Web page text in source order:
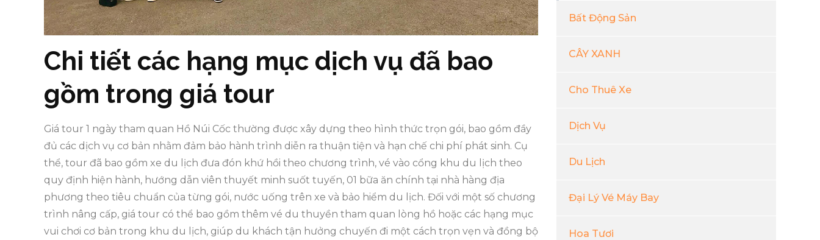
Chi tiết các hạng mục dịch vụ đã bao
gồm trong giá tour
Giá tour 1 ngày tham quan Hồ Núi Cốc thường được xây dựng theo hình thức trọn gói, bao gồm đầy
đủ các dịch vụ cơ bản nhằm đảm bảo hành trình diễn ra thuận tiện và hạn chế chi phí phát sinh. Cụ
thể, tour đã bao gồm xe du lịch đưa đón khứ hồi theo chương trình, vé vào cổng khu du lịch theo
quy định hiện hành, hướng dẫn viên thuyết minh suốt tuyến, 01 bữa ăn chính tại nhà hàng địa
phương theo tiêu chuẩn của từng gói, nước uống trên xe và bảo hiểm du lịch. Đối với một số chương
trình nâng cấp, giá tour có thể bao gồm thêm vé du thuyền tham quan lòng hồ hoặc các hạng mục
vui chơi cơ bản trong khu du lịch, giúp du khách tận hưởng chuyến đi một cách trọn vẹn và đồng bộ
Bất Động Sản
CÂY XANH
Cho Thuê Xe
Dịch Vụ
Du Lịch
Đại Lý Vé Máy Bay
Hoa Tươi